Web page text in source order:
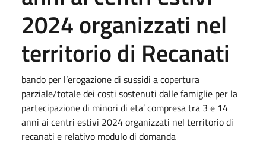
2024 organizzati nel
territorio di Recanati
bando per l’erogazione di sussidi a copertura
parziale/totale dei costi sostenuti dalle famiglie per la
partecipazione di minori di eta’ compresa tra 3 e 14
anni ai centri estivi 2024 organizzati nel territorio di
recanati e relativo modulo di domanda